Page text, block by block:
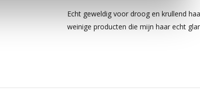
Echt geweldig voor droog en krullend
weinige producten die mijn haar echt